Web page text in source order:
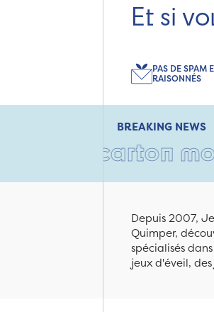
Et si
PAS DE SPAM
RAISONNÉS
BREAKING NEWS
carton moche
Depuis 2007,
Quimper,
spécialisés
jeux d'éveil,